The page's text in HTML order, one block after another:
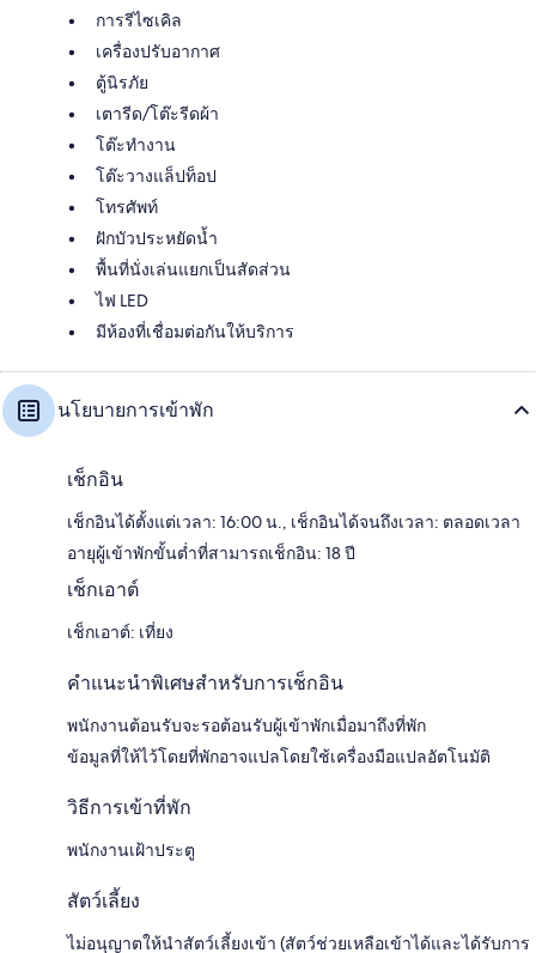
การรีไซเคิล
เครื่องปรับอากาศ
ตู้นิรภัย
เตารีด/โต๊ะรีดผ้า
โต๊ะทำงาน
โต๊ะวางแล็ปท็อป
โทรศัพท์
ฝักบัวประหยัดน้ำ
พื้นที่นั่งเล่นแยกเป็นสัดส่วน
ไฟ LED
มีห้องที่เชื่อมต่อกันให้บริการ
นโยบายการเข้าพัก
เช็กอิน
เช็กอินได้ตั้งแต่เวลา: 16:00 น., เช็กอินได้จนถึงเวลา: ตลอดเวลา
อายุผู้เข้าพักขั้นต่ำที่สามารถเช็กอิน: 18 ปี
เช็กเอาต์
เช็กเอาต์: เที่ยง
คำแนะนำพิเศษสำหรับการเช็กอิน
พนักงานต้อนรับจะรอต้อนรับผู้เข้าพักเมื่อมาถึงที่พัก
ข้อมูลที่ให้ไว้โดยที่พักอาจแปลโดยใช้เครื่องมือแปลอัตโนมัติ
วิธีการเข้าที่พัก
พนักงานเฝ้าประตู
สัตว์เลี้ยง
ไม่อนุญาตให้นำสัตว์เลี้ยงเข้า (สัตว์ช่วยเหลือเข้าได้และได้รับการ